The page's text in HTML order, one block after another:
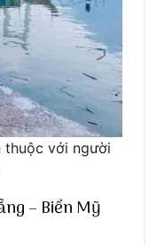
thuộc với người
– Biển Mỹ